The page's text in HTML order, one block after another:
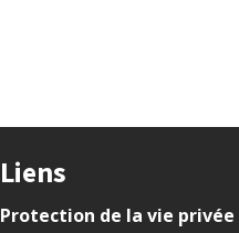
Liens
Protection de la vie privée